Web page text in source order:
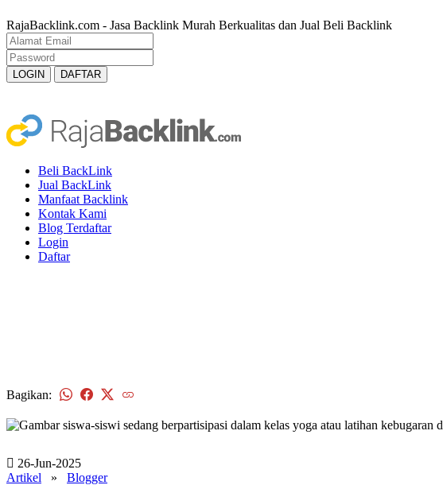
RajaBacklink.com - Jasa Backlink Murah Berkualitas dan Jual Beli Backlink
Beli BackLink
Jual BackLink
Manfaat Backlink
Kontak Kami
Blog Terdaftar
Login
Daftar
Bagikan:
26-Jun-2025
Artikel » Blogger